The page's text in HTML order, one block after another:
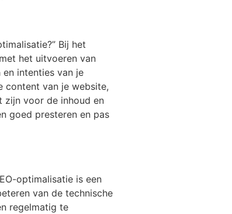
Bij het
het uitvoeren van
intenties van je
content van je website,
zijn voor de inhoud en
goed presteren en pas
optimalisatie is een
van de technische
regelmatig te